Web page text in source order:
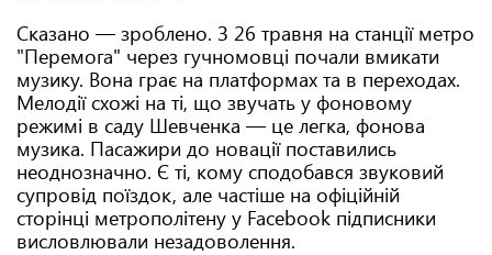
Сказано — зроблено. З 26 травня на станції метро
"Перемога" через гучномовці почали вмикати
музику. Вона грає на платформах та в переходах.
Мелодії схожі на ті, що звучать у фоновому
режимі в саду Шевченка — це легка, фонова
музика. Пасажири до новації поставились
неоднозначно. Є ті, кому сподобався звуковий
супровід поїздок, але частіше на офіційній
сторінці метрополітену у Facebook підписники
висловлювали незадоволення.